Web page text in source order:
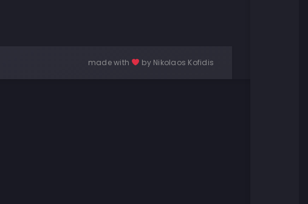
made with by Nikolaos Kofidis